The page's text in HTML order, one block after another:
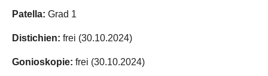
Patella: Grad 1
Distichien: frei (30.10.2024)
Gonioskopie: frei (30.10.2024)